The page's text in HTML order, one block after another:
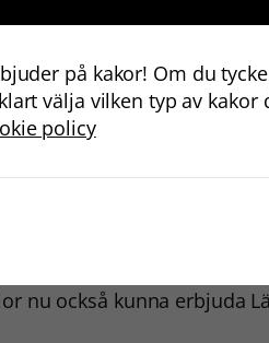
och få lite ny inspiration
och alternativa
initiativ från Svensk
glada över
resurs detta är,
nu också kunna erbjuda
på kakor! Om du
välja vilken typ av
policy